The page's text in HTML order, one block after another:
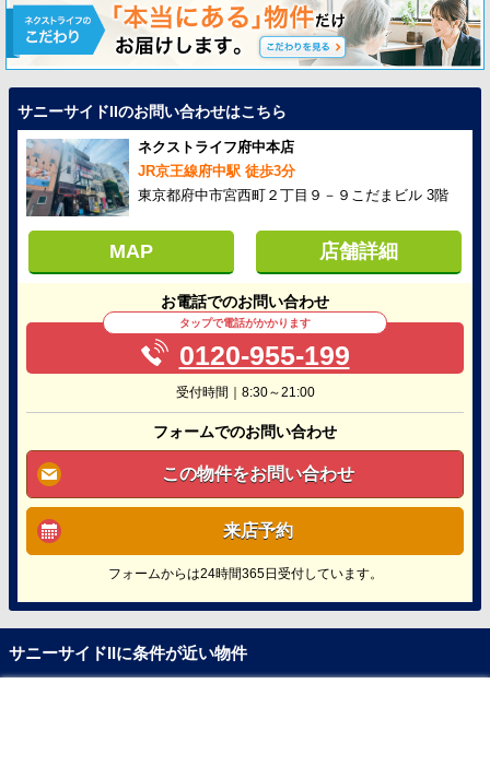
サニーサイドIIのお問い合わせはこちら
ネクストライフ府中本店
JR京王線府中駅 徒歩3分
東京都府中市宮西町２丁目９－９こだまビル 3階
MAP 店舗詳細
お電話でのお問い合わせ
タップで電話がかかります
0120-955-199
受付時間｜8:30～21:00
フォームでのお問い合わせ
この物件をお問い合わせ
来店予約
フォームからは24時間365日受付しています。
サニーサイドIIに条件が近い物件